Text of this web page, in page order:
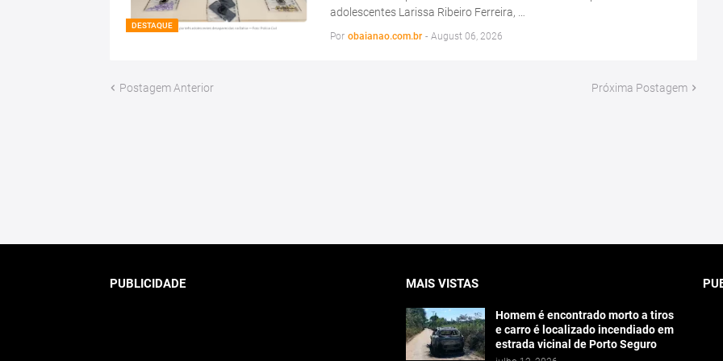
DESTAQUE
adolescentes Larissa Ribeiro Ferreira, …
Por obaianao.com.br - August 06, 2026
Postagem Anterior Próxima Postagem
PUBLICIDADE MAIS VISTAS
Homem é encontrado morto a tiros
e carro é localizado incendiado em
estrada vicinal de Porto Seguro